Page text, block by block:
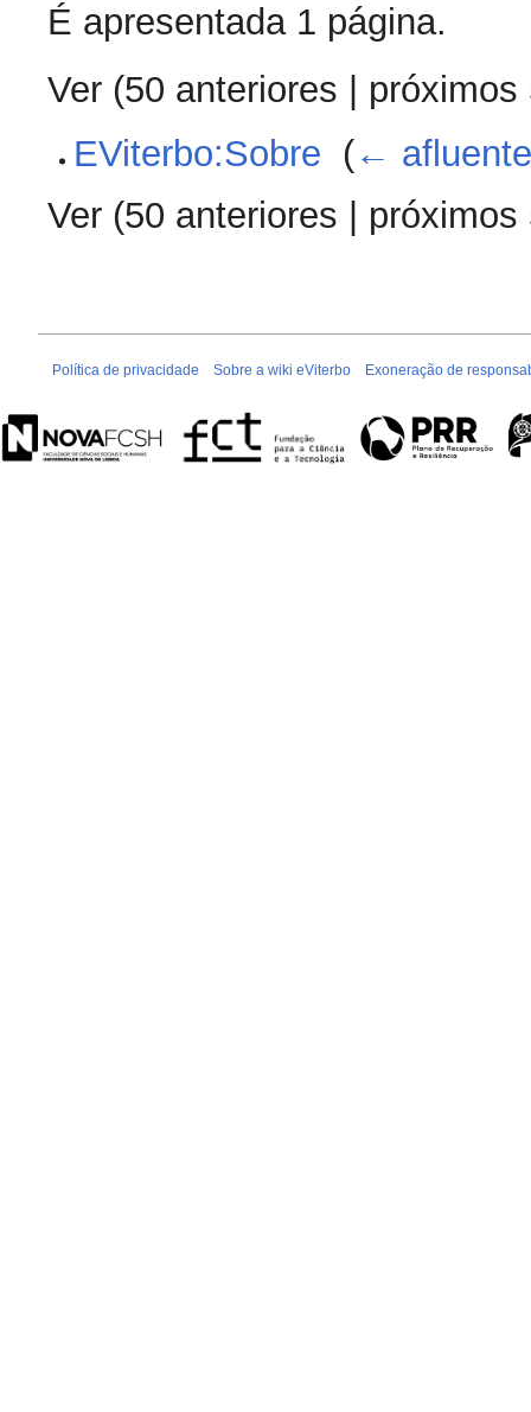
É apresentada 1 página.
Ver (50 anteriores
próximos
EViterbo:Sobre (←
Ver (50 anteriores | próximos
Política de privacidade Sobre a wiki eViterbo Exoneração de